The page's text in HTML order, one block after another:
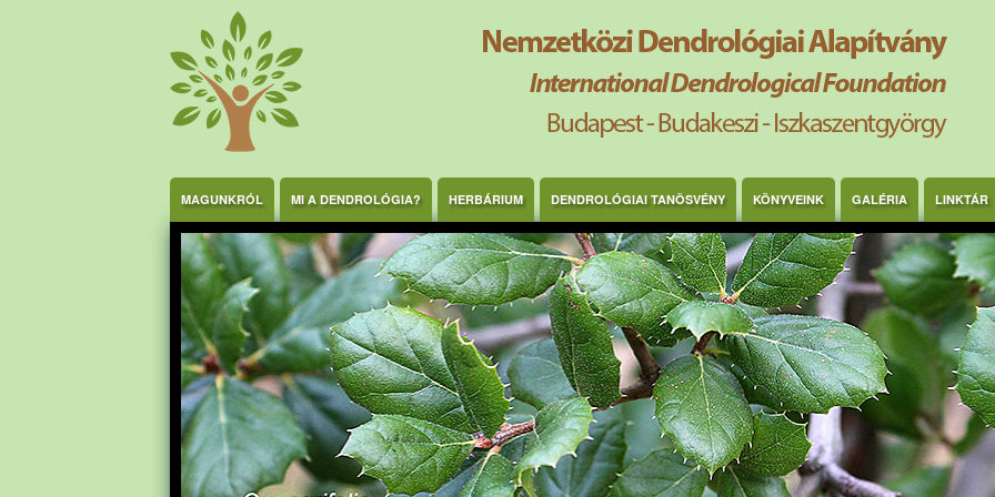
MAGUNKRÓL MI A DENDROLÓGIA? HERBÁRIUM DENDROLÓGIAI TANÖSVÉNY KÖNYVEINK GALÉRIA LINKTÁR